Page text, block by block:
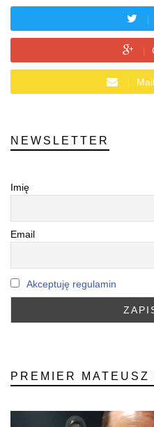
NEWSLETTER
Imię
Email
Akceptuję regulamin
PREMIER MATEUSZ